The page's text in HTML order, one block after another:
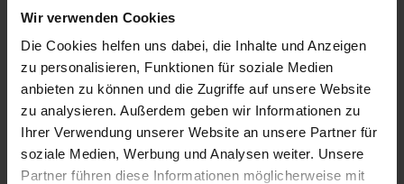
Wir verwenden Cookies
Die Cookies helfen uns dabei, die Inhalte und Anzeigen
zu personalisieren, Funktionen für soziale Medien
anbieten zu können und die Zugriffe auf unsere Website
zu analysieren. Außerdem geben wir Informationen zu
Ihrer Verwendung unserer Website an unsere Partner für
soziale Medien, Werbung und Analysen weiter. Unsere
Partner führen diese Informationen möglicherweise mit
THERMOPLAST SCHWARZGRAU RAL7021,
KOMP:STAHL